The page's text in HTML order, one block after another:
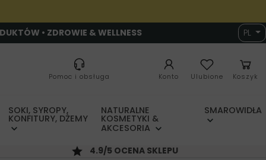
• ZDROWIE & WELLNESS PL
Pomoc i obsługa Konto Ulubione Koszyk
SOKI, SYROPY,
KONFITURY, DŻEMY
NATURALNE
KOSMETYKI &
AKCESORIA
SMAROWIDŁA
4.9/5 OCENA SKLEPU